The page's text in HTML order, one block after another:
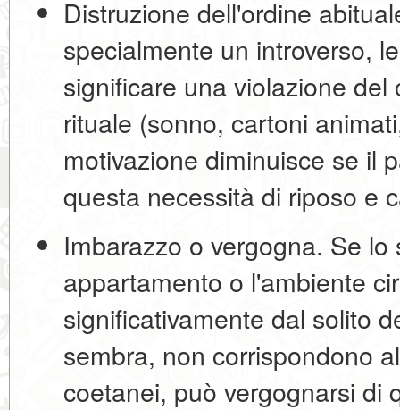
Distruzione dell'ordine
specialmente un introverso,
significare una violazione
rituale (sonno, cartoni
motivazione diminuisce se il
questa necessità di riposo e
Imbarazzo o vergogna. Se lo
appartamento o l'ambiente
significativamente dal solito
sembra, non corrispondono
coetanei, può vergognarsi di